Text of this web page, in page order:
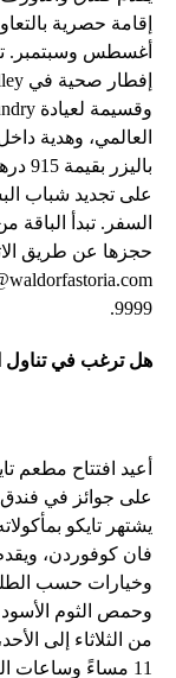
أغسطس وسبتمبر.
العالمي، وهدية
على تجديد شباب
حجزها عن طريق
9999.
هل ترغب في تناول
أعيد افتتاح مطعم
على جوائز في فندق
يشتهر تايكو
وخيارات حسب
وحمص الثوم